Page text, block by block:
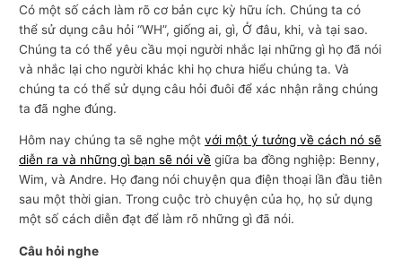
Có một số cách làm rõ cơ bản cực kỳ hữu ích. Chúng ta có
thể sử dụng câu hỏi “WH”, giống ai, gì, Ở đâu, khi, và tại sao.
Chúng ta có thể yêu cầu mọi người nhắc lại những gì họ đã nói
và nhắc lại cho người khác khi họ chưa hiểu chúng ta. Và
chúng ta có thể sử dụng câu hỏi đuôi để xác nhận rằng chúng
ta đã nghe đúng.
Hôm nay chúng ta sẽ nghe mộtvới một ý tưởng về cách nó sẽ
diễn ra và những gì bạn sẽ nói về giữa ba đồng nghiệp: Benny,
Wim, và Andre. Họ đang nói chuyện qua điện thoại lần đầu tiên
sau một thời gian. Trong cuộc trò chuyện của họ, họ sử dụng
một số cách diễn đạt để làm rõ những gì đã nói.
Câu hỏi nghe